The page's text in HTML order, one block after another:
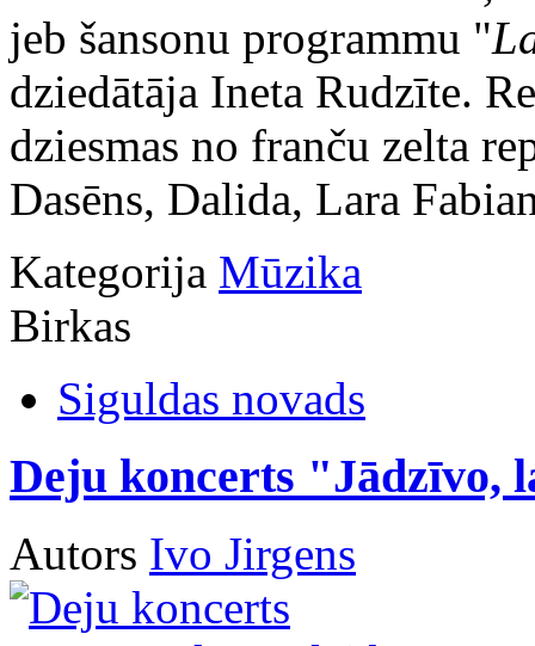
jeb šansonu programmu "
dziedātāja Ineta Rudzīte.
dziesmas no franču zelta
Dasēns, Dalida, Lara
Kategorija Mūzika
Birkas
Siguldas novads
Deju koncerts "Jādzīvo,
Autors Ivo Jirgens